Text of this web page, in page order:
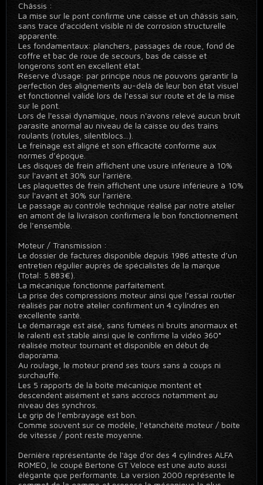
Châssis :
La mise sur le pont confirme une caisse et un châssis sain,
sans trace d'accident visible ni de corrosion structurelle
apparente.
Les fondamentaux: planchers, passages de roue, fond de
coffre et bac de roue de secours, bas de caisse et
longerons sont en excellent état.
Réserve d'usage: par principe nous ne pouvons garantir la
perfection des alignements au-delà de leur bon état visuel
et fonctionnel validé lors de l’essai sur route et de la mise
sur le pont.
Lors de l'essai dynamique, nous n'avons relevé aucun bruit
parasite anormal au niveau de la caisse ou des trains
roulants (rotules, silentblocs...).
Le freinage est aligné et son efficacité conforme aux
normes d’époque.
Les disques de frein affichent une usure inférieure à 10%
sur l'avant et 30% sur l'arrière.
Les plaquettes de frein affichent une usure inférieure à 10%
sur l'avant et 30% sur l'arrière.
Le passage au contrôle technique réalisé par notre atelier
en amont de la livraison confirmera le bon fonctionnement
de l’ensemble.
Moteur / Transmission :
Le dossier de factures disponible depuis 1986 atteste d’un
entretien régulier auprès de spécialistes de la marque
(Total: 5.883€).
La mécanique fonctionne parfaitement.
La prise des compressions moteur ainsi que l’essai routier
réalisés par notre atelier confirment un 4 cylindres en
excellente santé.
Le démarrage est aisé, sans fumées ni bruits anormaux et
le ralenti est stable ainsi que le confirme la vidéo 360°
réalisée moteur tournant et disponible en début de
diaporama.
Au roulage, le moteur prend ses tours sans à coups ni
surchauffe.
Les 5 rapports de la boite mécanique montent et
descendent aisément et sans accrocs notamment au
niveau des synchros.
Le grip de l’embrayage est bon.
Comme souvent sur ce modèle, l’étanchéité moteur / boite
de vitesse / pont reste moyenne.
Dernière représentante de l'âge d'or des 4 cylindres ALFA
ROMEO, le coupé Bertone GT Veloce est une auto aussi
élégante que performante. La version 2000 représente le